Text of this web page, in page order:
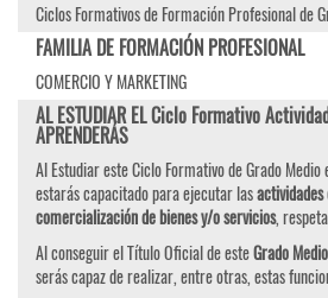
Ciclos Formativos de Formación Profesional de
FAMILIA DE FORMACIÓN PROFESIONAL
COMERCIO Y MARKETING
AL ESTUDIAR EL Ciclo Formativo
APRENDERÁS
Al Estudiar este Ciclo Formativo de Grado
estarás capacitado para ejecutar las
comercialización de bienes y/o servicios,
Al conseguir el Título Oficial de esteGrado
serás capaz de realizar, entre otras, estas